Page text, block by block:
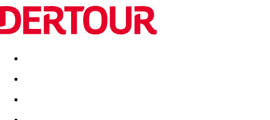
Destinatii Vacanta perfecta OFERTE DE NERATAT